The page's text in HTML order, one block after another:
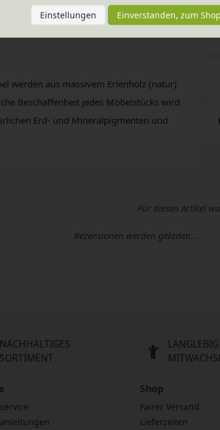
werden. Regalsockel nicht im Lieferumfang
werden aus massivem Erlenholz (natur)
Beschaffenheit jedes Möbelstücks wird
Erd- und Mineralpigmenten und
Für diesen Artikel
Rezensionen werden geladen...
NACHHALTIGES
SORTIMENT
Shop
Fairer Versand
Lieferzeiten
Einstellungen Einverstanden, zum